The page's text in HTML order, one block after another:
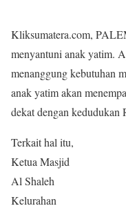
Kliksumatera.com,
menyantuni anak yatim.
menanggung kebutuhan
anak yatim akan
dekat dengan kedudukan
Terkait hal itu,
Ketua Masjid
Al Shaleh
Kelurahan